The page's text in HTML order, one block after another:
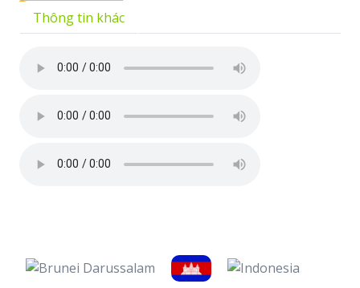
Thông tin khác